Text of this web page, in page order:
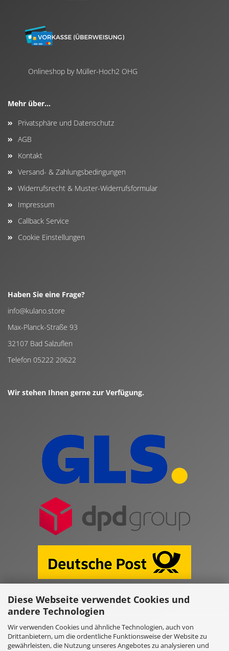
Diese Webseite verwendet Cookies und
andere Technologien
Wir verwenden Cookies und ähnliche Technologien, auch von
Drittanbietern, um die ordentliche Funktionsweise der Website zu
gewährleisten, die Nutzung unseres Angebotes zu analysieren und
Onlineshop by Müller-Hoch2 OHG
Mehr über...
Privatsphäre und Datenschutz
AGB
Kontakt
Versand- & Zahlungsbedingungen
Widerrufsrecht & Muster-Widerrufsformular
Impressum
Callback Service
Cookie Einstellungen
Haben Sie eine Frage?
info@kulano.store
Max-Planck-Straße 93
32107 Bad Salzuflen
Telefon 05222 20622
Wir stehen Ihnen gerne zur Verfügung.
Vertrag widerrufen
Online Shop erstellenmit Gambio.de © 2026